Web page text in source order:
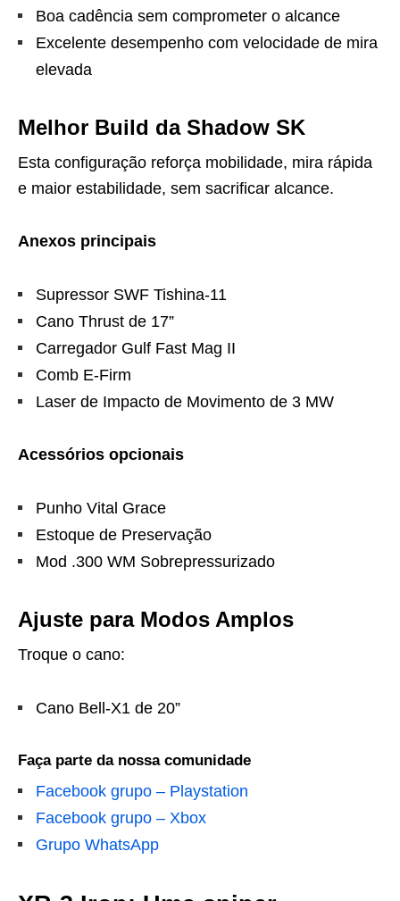
Boa cadência sem comprometer o alcance
Excelente desempenho com velocidade de mira
elevada
Melhor Build da Shadow SK
Esta configuração reforça mobilidade, mira rápida
e maior estabilidade, sem sacrificar alcance.
Anexos principais
Supressor SWF Tishina-11
Cano Thrust de 17”
Carregador Gulf Fast Mag II
Comb E-Firm
Laser de Impacto de Movimento de 3 MW
Acessórios opcionais
Punho Vital Grace
Estoque de Preservação
Mod .300 WM Sobrepressurizado
Ajuste para Modos Amplos
Troque o cano:
Cano Bell-X1 de 20”
Faça parte da nossa comunidade
Facebook grupo – Playstation
Facebook grupo – Xbox
Grupo WhatsApp